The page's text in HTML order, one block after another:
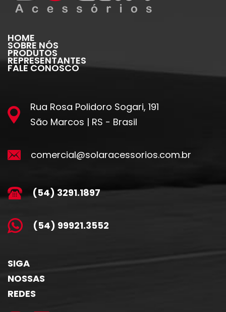
HOME
SOBRE NÓS
PRODUTOS
REPRESENTANTES
FALE CONOSCO
Rua Rosa Polidoro Sogari, 191
São Marcos | RS - Brasil
comercial@solaracessorios.com.br
(54) 3291.1897
(54) 99921.3552
SIGA
NOSSAS
REDES